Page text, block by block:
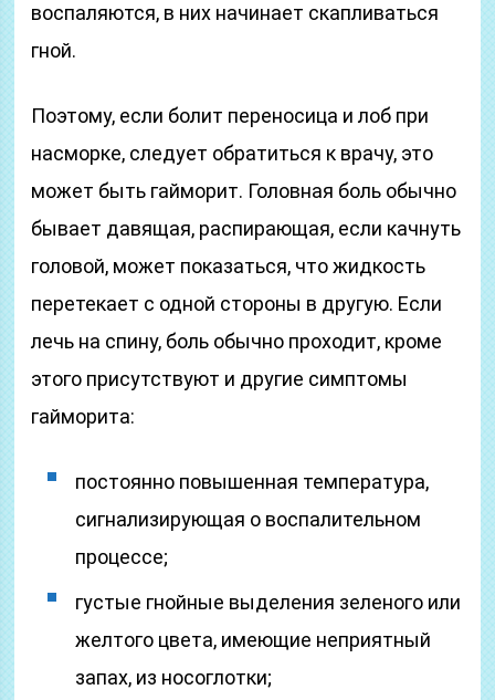
воспаляются, в них начинает скапливаться
гной.
Поэтому, если болит переносица и лоб при
насморке, следует обратиться к врачу, это
может быть гайморит. Головная боль обычно
бывает давящая, распирающая, если качнуть
головой, может показаться, что жидкость
перетекает с одной стороны в другую. Если
лечь на спину, боль обычно проходит, кроме
этого присутствуют и другие симптомы
гайморита:
постоянно повышенная температура,
сигнализирующая о воспалительном
процессе;
густые гнойные выделения зеленого или
желтого цвета, имеющие неприятный
запах, из носоглотки;